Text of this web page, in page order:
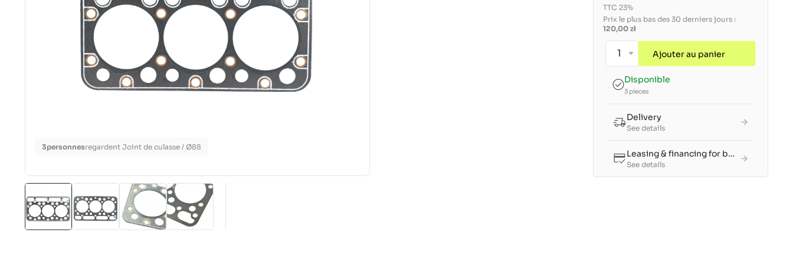
3personnesregardent Joint de culasse / Ø88
TTC 23%
Prix le plus bas des 30 derniers jours :
120,00 zł
Ajouter au panier
Disponible
3 pieces
Delivery
See details
Leasing & financing for businesses
See details